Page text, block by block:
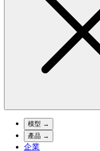
模型 →
產品 →
企業